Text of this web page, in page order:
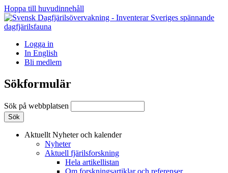
Hoppa till huvudinnehåll
Logga in
In English
Bli medlem
Sökformulär
Sök på webbplatsen
Aktuellt Nyheter och kalender
Nyheter
Aktuell fjärilsforskning
Hela artikellistan
Om forskningsartiklar och referenser